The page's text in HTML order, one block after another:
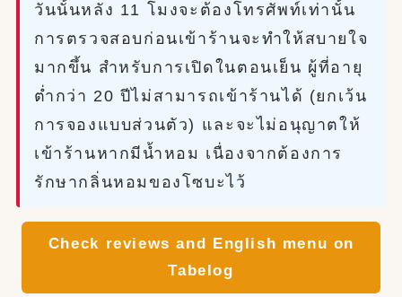
วันนั้นหลัง 11 โมงจะต้องโทรศัพท์เท่านั้น
การตรวจสอบก่อนเข้าร้านจะทำให้สบายใจ
มากขึ้น สำหรับการเปิดในตอนเย็น ผู้ที่อายุ
ต่ำกว่า 20 ปีไม่สามารถเข้าร้านได้ (ยกเว้น
การจองแบบส่วนตัว) และจะไม่อนุญาตให้
เข้าร้านหากมีน้ำหอม เนื่องจากต้องการ
รักษากลิ่นหอมของโซบะไว้
Check reviews and English menu on
Tabelog